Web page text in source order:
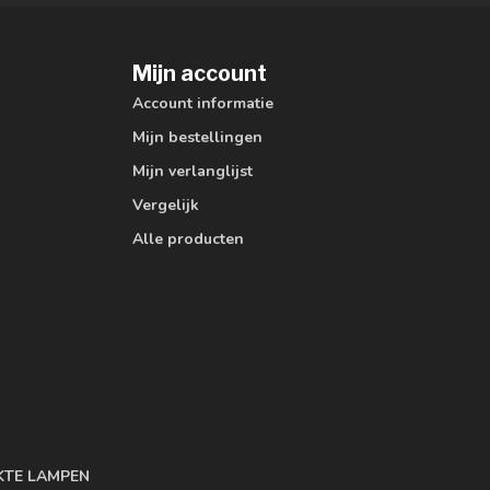
LAMPEN
Mijn account
Account informatie
Mijn bestellingen
Mijn verlanglijst
Vergelijk
Alle producten